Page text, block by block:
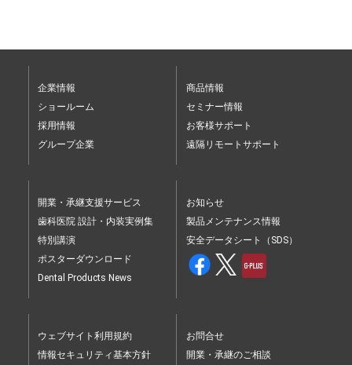
企業情報
ショールーム
採用情報
グループ企業
商品情報
セミナー情報
お客様サポート
遠隔リモートサポート
開業・承継支援サービス
歯科医院 設計・内装実例集
特別講演
ポスターダウンロード
Dental Products News
お知らせ
製品メンテナンス情報
安全データシート（SDS）
ウェブサイト利用規約
情報セキュリティ基本方針
お問合せ
開業・承継のご相談